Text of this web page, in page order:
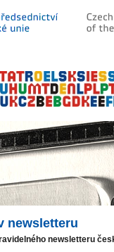
newsletteru
newsletteru